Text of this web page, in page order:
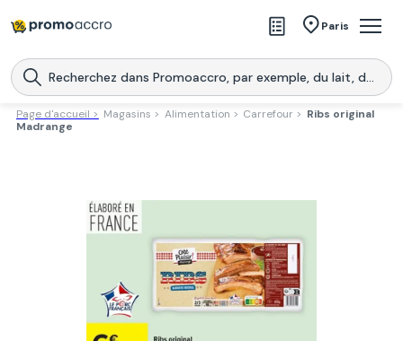
Paris
Magasins
Produits
Page d'accueil > Magasins > Alimentation > Carrefour > Ribs original
Madrange